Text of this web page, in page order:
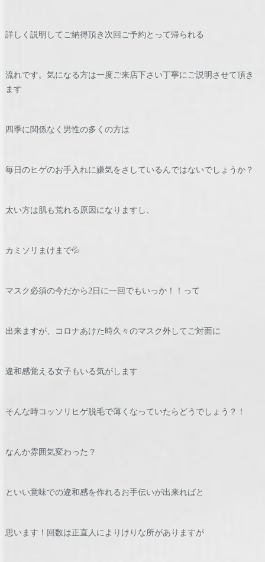
詳しく説明してご納得頂き次回ご予約とって帰られる
流れです。気になる方は一度ご来店下さい丁寧にご説明させて頂き
ます
四季に関係なく男性の多くの方は
毎日のヒゲのお手入れに嫌気をさしているんではないでしょうか？
太い方は肌も荒れる原因になりますし、
カミソリまけまで💦
マスク必須の今だから2日に一回でもいっか！！って
出来ますが、コロナあけた時久々のマスク外してご対面に
違和感覚える女子もいる気がします
そんな時コッソリヒゲ脱毛で薄くなっていたらどうでしょう？！
なんか雰囲気変わった？
といい意味での違和感を作れるお手伝いが出来ればと
思います！回数は正直人によりけりな所がありますが